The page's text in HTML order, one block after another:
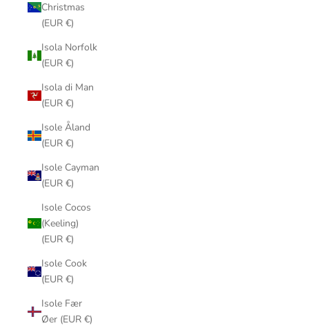
Christmas
(EUR €)
Isola Norfolk
(EUR €)
Isola di Man
(EUR €)
Isole Åland
(EUR €)
Isole Cayman
(EUR €)
Isole Cocos
(Keeling)
(EUR €)
Isole Cook
(EUR €)
Isole Fær
Øer (EUR €)